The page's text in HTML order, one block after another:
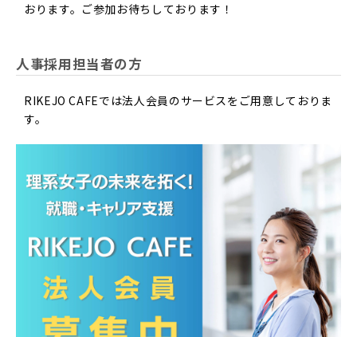
おります。ご参加お待ちしております！
人事採用担当者の方
RIKEJO CAFEでは法人会員のサービスをご用意しておりま
す。